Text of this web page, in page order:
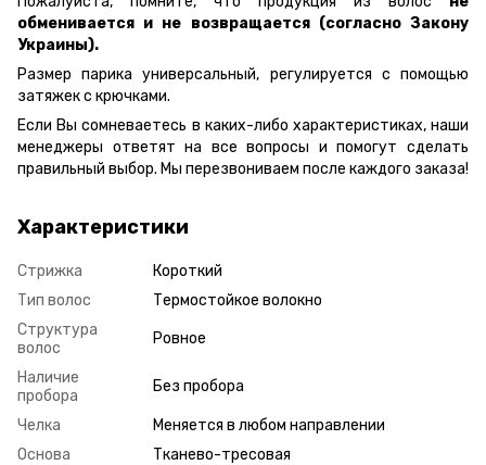
обменивается и не возвращается (согласно Закону
Украины).
Размер парика универсальный, регулируется с помощью
затяжек с крючками.
Если Вы сомневаетесь в каких-либо характеристиках, наши
менеджеры ответят на все вопросы и помогут сделать
правильный выбор. Мы перезвониваем после каждого заказа!
Характеристики
Стрижка
Короткий
Тип волос
Термостойкое волокно
Структура
волос
Ровное
Наличие
пробора
Без пробора
Челка
Меняется в любом направлении
Основа
Тканево-тресовая